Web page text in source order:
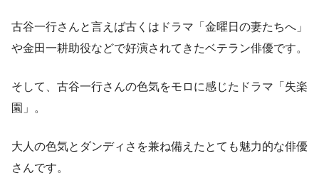
古谷一行さんと言えば古くはドラマ「金曜日の妻たちへ」
や金田一耕助役などで好演されてきたベテラン俳優です。
そして、古谷一行さんの色気をモロに感じたドラマ「失楽
園」。
大人の色気とダンディさを兼ね備えたとても魅力的な俳優
さんです。